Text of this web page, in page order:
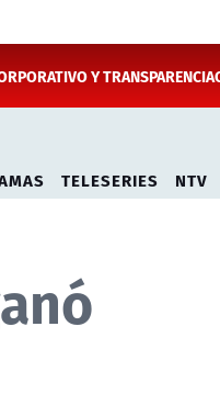
Y TRANSPARENCIA
TELESERIES NTV